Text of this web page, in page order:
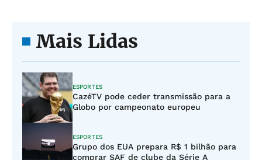
Mais Lidas
ESPORTES
CazéTV pode ceder transmissão para a
Globo por campeonato europeu
ESPORTES
Grupo dos EUA prepara R$ 1 bilhão para
comprar SAF de clube da Série A